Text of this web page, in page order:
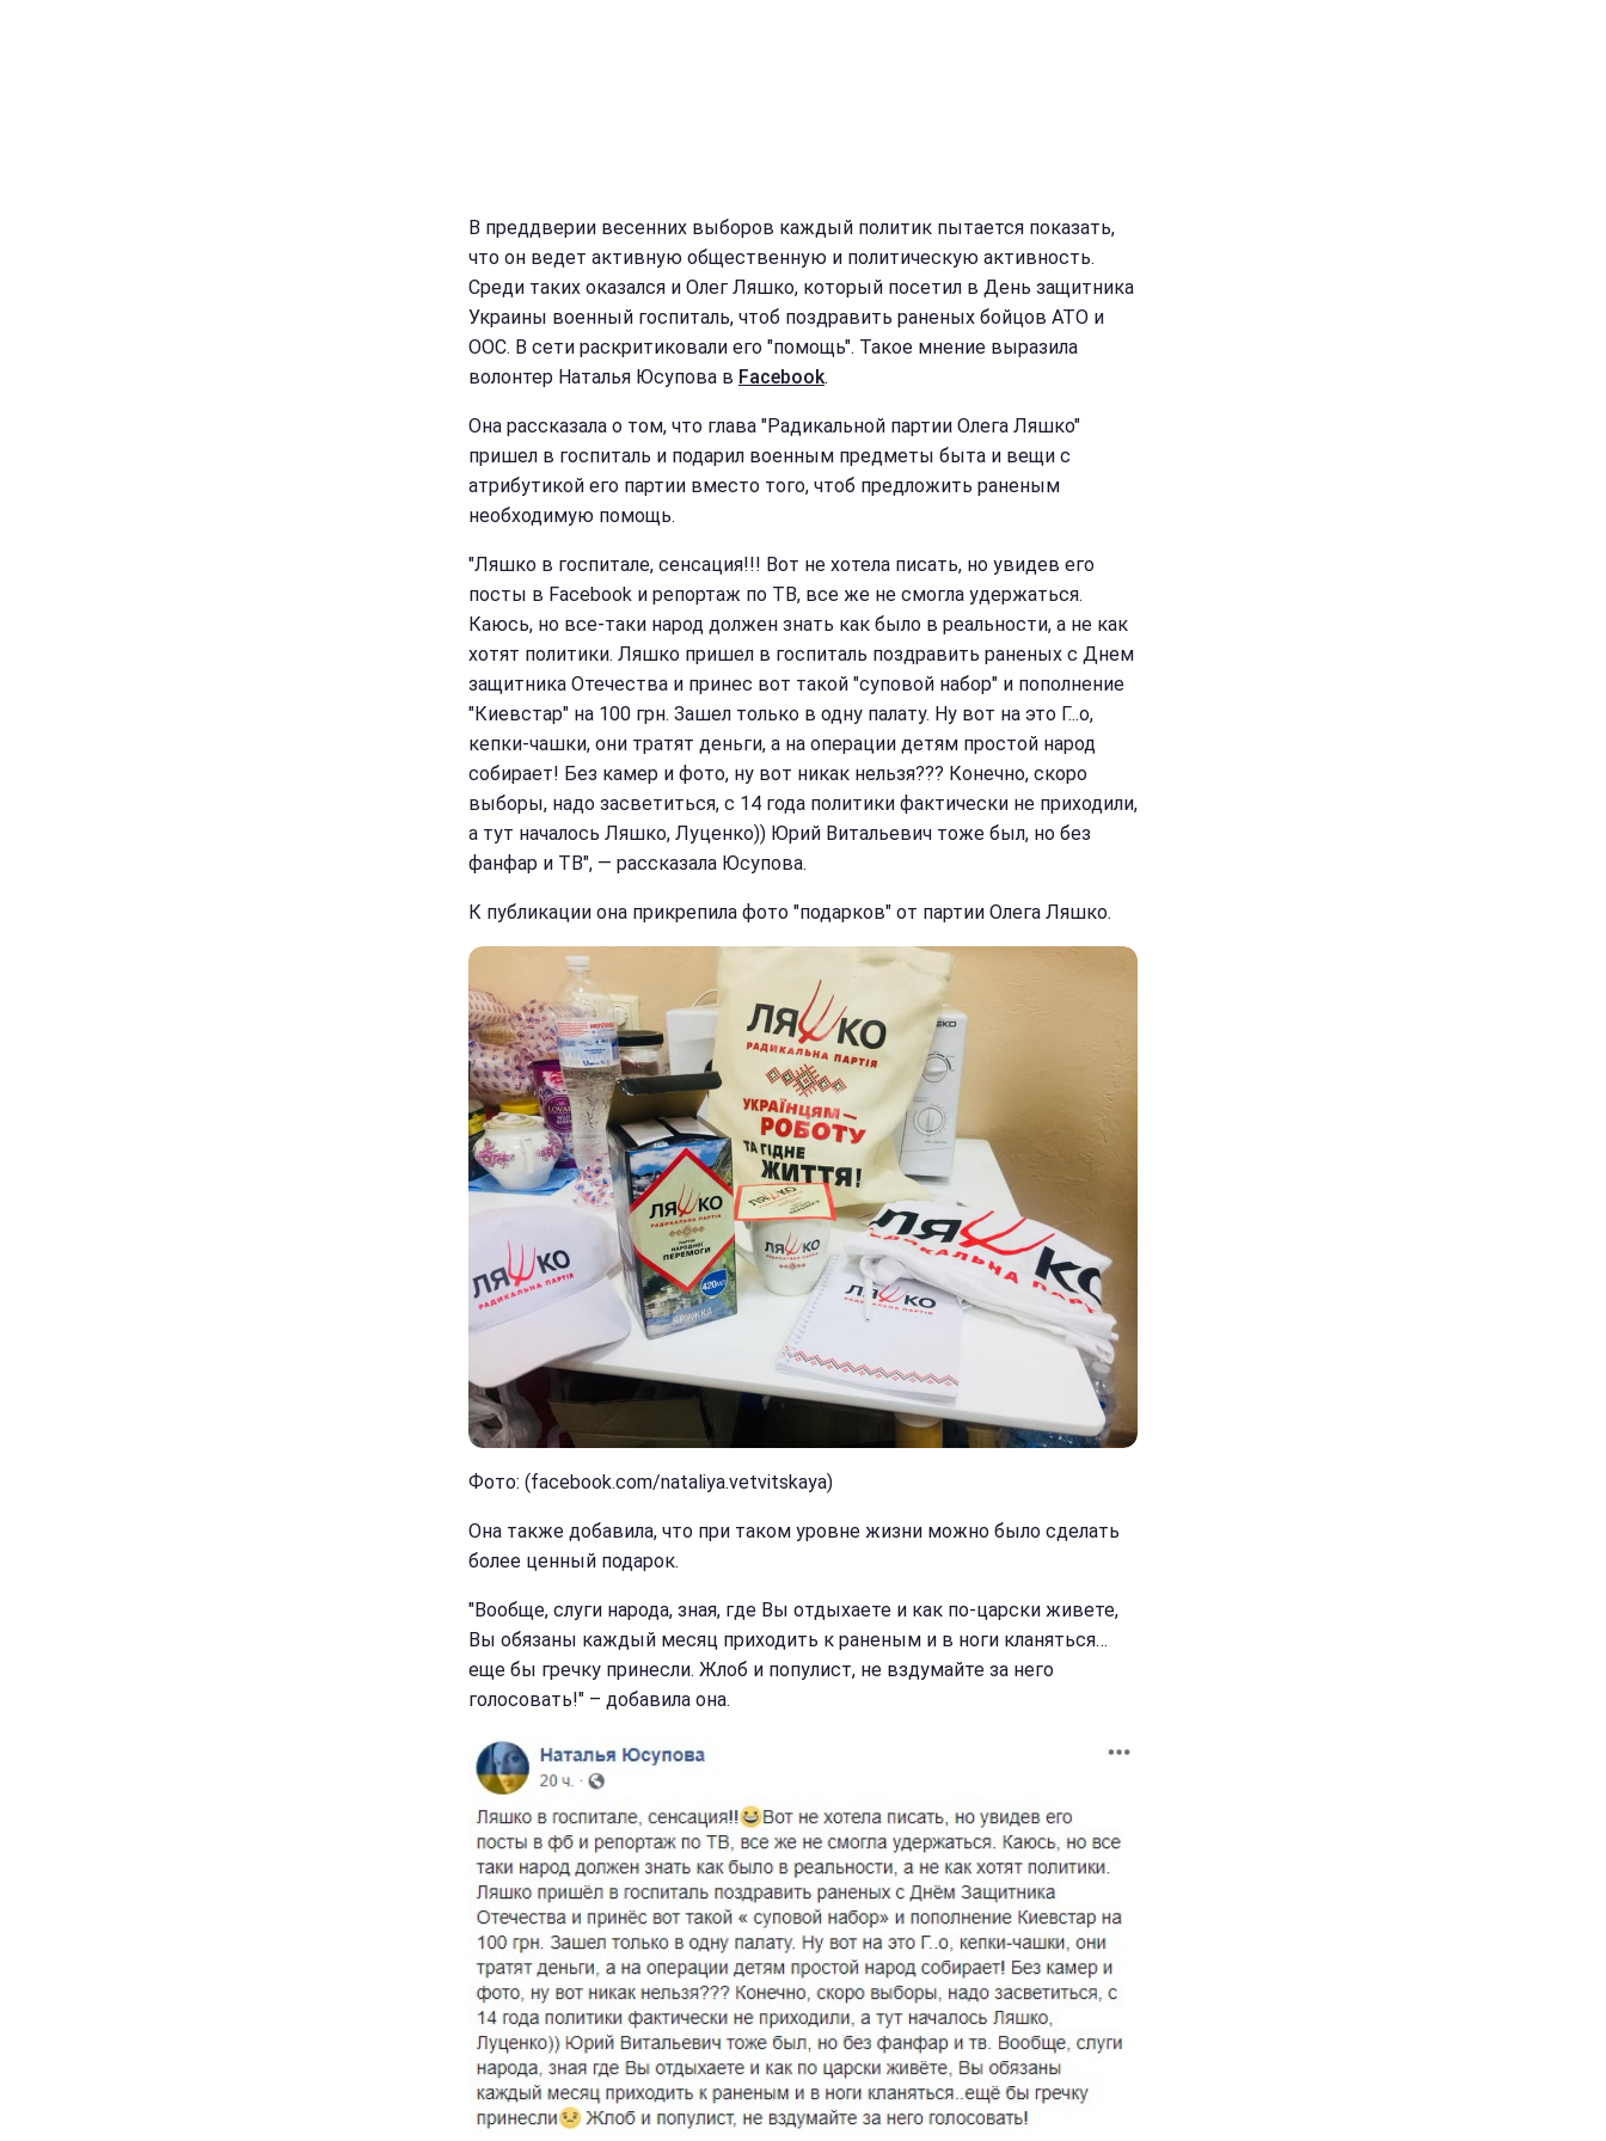
В преддверии весенних выборов каждый политик пытается показать,
что он ведет активную общественную и политическую активность.
Среди таких оказался и Олег Ляшко, который посетил в День защитника
Украины военный госпиталь, чтоб поздравить раненых бойцов АТО и
ООС. В сети раскритиковали его "помощь". Такое мнение выразила
волонтер Наталья Юсупова в Facebook.
Она рассказала о том, что глава "Радикальной партии Олега Ляшко"
пришел в госпиталь и подарил военным предметы быта и вещи с
атрибутикой его партии вместо того, чтоб предложить раненым
необходимую помощь.
"Ляшко в госпитале, сенсация!!! Вот не хотела писать, но увидев его
посты в Facebook и репортаж по ТВ, все же не смогла удержаться.
Каюсь, но все-таки народ должен знать как было в реальности, а не как
хотят политики. Ляшко пришел в госпиталь поздравить раненых с Днем
защитника Отечества и принес вот такой "суповой набор" и пополнение
"Киевстар" на 100 грн. Зашел только в одну палату. Ну вот на это Г...о,
кепки-чашки, они тратят деньги, а на операции детям простой народ
собирает! Без камер и фото, ну вот никак нельзя??? Конечно, скоро
выборы, надо засветиться, с 14 года политики фактически не приходили,
а тут началось Ляшко, Луценко)) Юрий Витальевич тоже был, но без
фанфар и ТВ", — рассказала Юсупова.
К публикации она прикрепила фото "подарков" от партии Олега Ляшко.
Фото: (facebook.com/nataliya.vetvitskaya)
Она также добавила, что при таком уровне жизни можно было сделать
более ценный подарок.
"Вообще, слуги народа, зная, где Вы отдыхаете и как по-царски живете,
Вы обязаны каждый месяц приходить к раненым и в ноги кланяться…
еще бы гречку принесли. Жлоб и популист, не вздумайте за него
голосовать!" – добавила она.